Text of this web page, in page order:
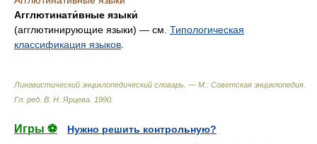
Агглютинати́вные языки́
(агглютинирующие языки) — см. Типологическая
классификация языков
Лингвистический энциклопедический словарь. — М.: Советская энциклопедия
Гл. ред. В. Н. Ярцева 1990
Игры ⚽
Нужно решить контрольную?